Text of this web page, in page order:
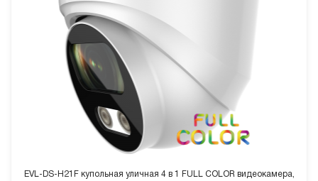
EVL-DS-H21F купольная уличная 4 в 1 FULL COLOR видеокамера,